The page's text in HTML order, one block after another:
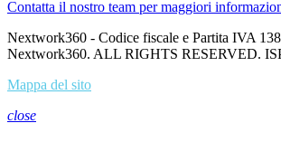
Contatta il nostro team per maggiori
Nextwork360 - Codice fiscale e Partita IVA
Nextwork360. ALL RIGHTS RESERVED.
Mappa del sito
close